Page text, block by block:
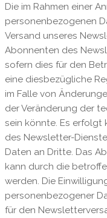
Die im Rahmen einer
personenbezogenen
Versand unseres
Abonnenten des
sofern dies für den
eine diesbezügliche
im Falle von
der Veränderung der
sein könnte. Es erfolgt
des Newsletter-
Daten an Dritte. Das
kann durch die
werden. Die
personenbezogener
für den